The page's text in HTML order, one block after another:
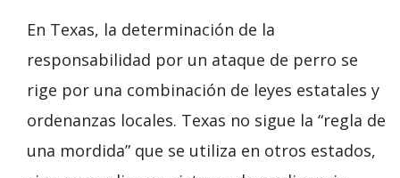
En Texas, la determinación de la
responsabilidad por un ataque de perro se
rige por una combinación de leyes estatales y
ordenanzas locales. Texas no sigue la “regla de
una mordida” que se utiliza en otros estados,